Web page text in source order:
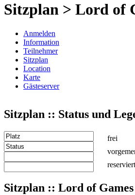
Sitzplan > Lord of
Anmelden
Information
Teilnehmer
Sitzplan
Location
Karte
Gästeserver
Sitzplan :: Status und
frei
reserviert
Sitzplan :: Lord of